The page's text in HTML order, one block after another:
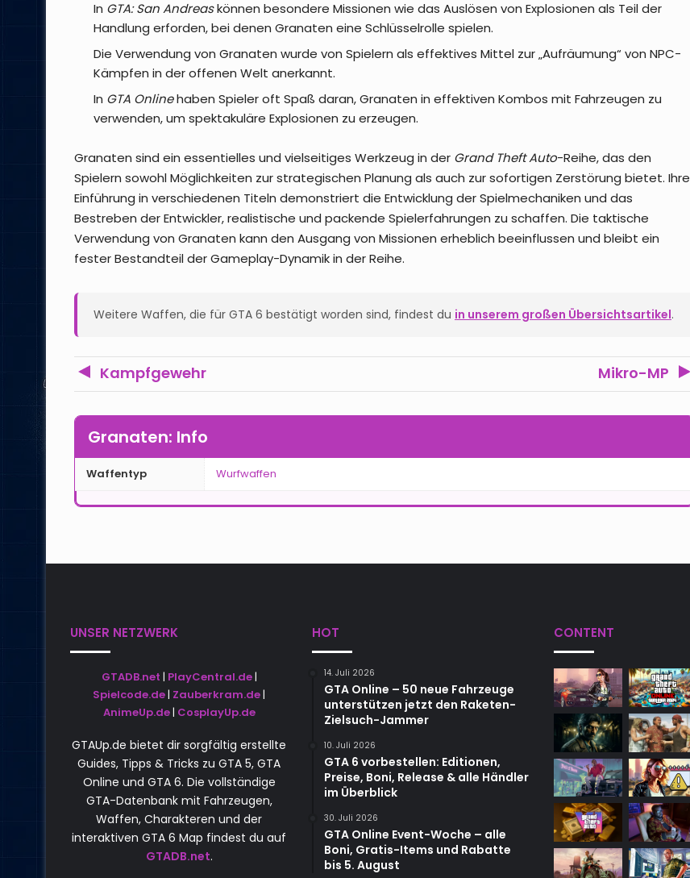
In GTA: San Andreaskönnen besondere Missionen wie das Auslösen von Explosionen als Teil der
Handlung erforden, bei denen Granaten eine Schlüsselrolle spielen.
Die Verwendung von Granaten wurde von Spielern als effektives Mittel zur „Aufräumung“ von NPC-
Kämpfen in der offenen Welt anerkannt.
In GTA Onlinehaben Spieler oft Spaß daran, Granaten in effektiven Kombos mit Fahrzeugen zu
verwenden, um spektakuläre Explosionen zu erzeugen.
Granaten sind ein essentielles und vielseitiges Werkzeug in der Grand Theft Auto-Reihe, das den
Spielern sowohl Möglichkeiten zur strategischen Planung als auch zur sofortigen Zerstörung bietet. Ihre
Einführung in verschiedenen Titeln demonstriert die Entwicklung der Spielmechaniken und das
Bestreben der Entwickler, realistische und packende Spielerfahrungen zu schaffen. Die taktische
Verwendung von Granaten kann den Ausgang von Missionen erheblich beeinflussen und bleibt ein
fester Bestandteil der Gameplay-Dynamik in der Reihe.
Weitere Waffen, die für GTA 6 bestätigt worden sind, findest du in unserem großen Übersichtsartikel.
Kampfgewehr Mikro-MP
Granaten: Info
Waffentyp Wurfwaffen
UNSER NETZWERK
GTADB.net | PlayCentral.de|
Spielcode.de| Zauberkram.de|
AnimeUp.de| CosplayUp.de
GTAUp.de bietet dir sorgfältig erstellte
Guides, Tipps & Tricks zu GTA 5, GTA
Online und GTA 6. Die vollständige
GTA-Datenbank mit Fahrzeugen,
Waffen, Charakteren und der
interaktiven GTA 6 Map findest du auf
GTADB.net.
HOT
14. Juli 2026
GTA Online – 50 neue Fahrzeuge
unterstützen jetzt den Raketen-
Zielsuch-Jammer
10. Juli 2026
GTA 6 vorbestellen: Editionen,
Preise, Boni, Release & alle Händler
im Überblick
30. Juli 2026
GTA Online Event-Woche – alle
Boni, Gratis-Items und Rabatte
bis 5. August
CONTENT